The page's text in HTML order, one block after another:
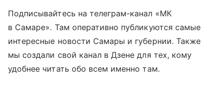
Подписывайтесь на телеграм-канал «МК
в Самаре». Там оперативно публикуются самые
интересные новости Самары и губернии. Также
мы создали свой канал в Дзене для тех, кому
удобнее читать обо всем именно там.